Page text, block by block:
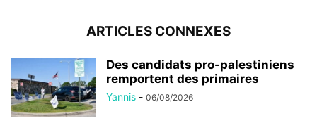
ARTICLES CONNEXES
Des candidats pro-palestiniens
remportent des primaires
Yannis - 06/08/2026